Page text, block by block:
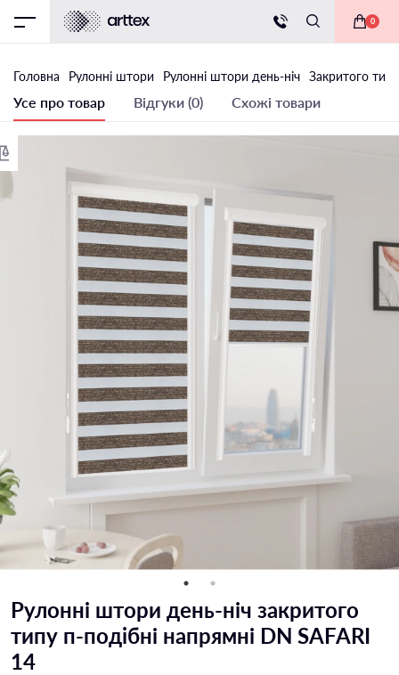
0
Головна Рулонні штори Рулонні штори день-ніч Закритого
Усе про товар Відгуки (0) Схожі товари
Рулонні штори день-ніч закритого
типу п-подiбні напрямні DN SAFARI
14